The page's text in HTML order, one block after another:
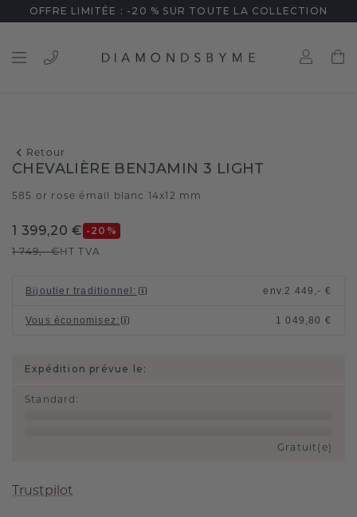
OFFRE LIMITÉE : -20 % SUR TOUTE LA COLLECTION
Retour
CHEVALIÈRE BENJAMIN 3 LIGHT
585 or rose /émail blanc 14x12 mm
1 399,20 € -20 %
1 749,- €HT TVA
Bijoutier traditionnel : env.2 449,- €
Vous économisez: 1 049,80 €
Expédition prévue le:
Standard :
Gratuit(e)
Trustpilot